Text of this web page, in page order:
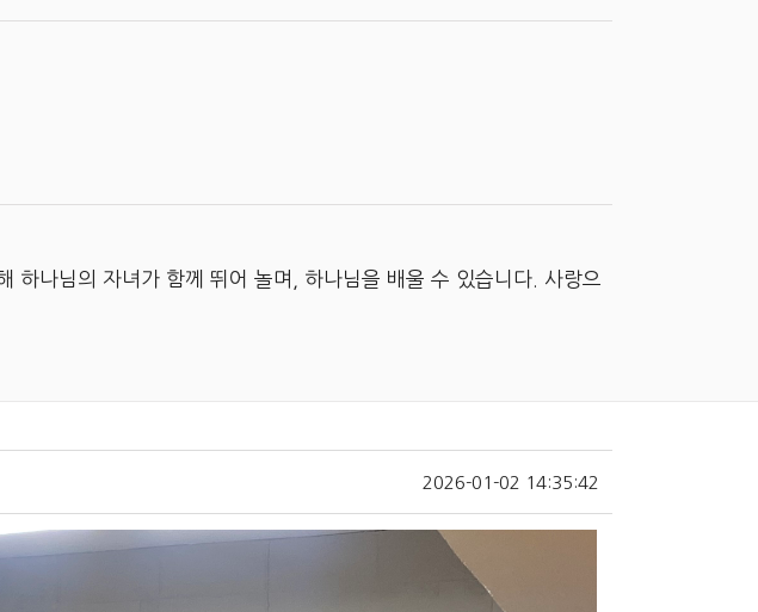
하나님의 자녀가 함께 뛰어 놀며, 하나님을 배울 수 있습니다. 사랑으
2026-01-02 14:35:42